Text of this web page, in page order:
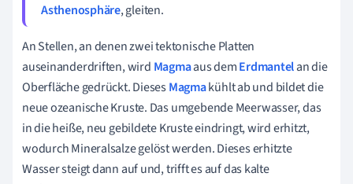
Asthenosphäre, gleiten.
An Stellen, an denen zwei tektonische Platten
auseinanderdriften, wird Magmaaus demErdmantelan die
Oberfläche gedrückt. DiesesMagmakühlt ab und bildet die
neue ozeanische Kruste. Das umgebende Meerwasser, das
in die heiße, neu gebildete Kruste eindringt, wird erhitzt,
wodurch Mineralsalze gelöst werden. Dieses erhitzte
Wasser steigt dann auf und, trifft es auf das kalte